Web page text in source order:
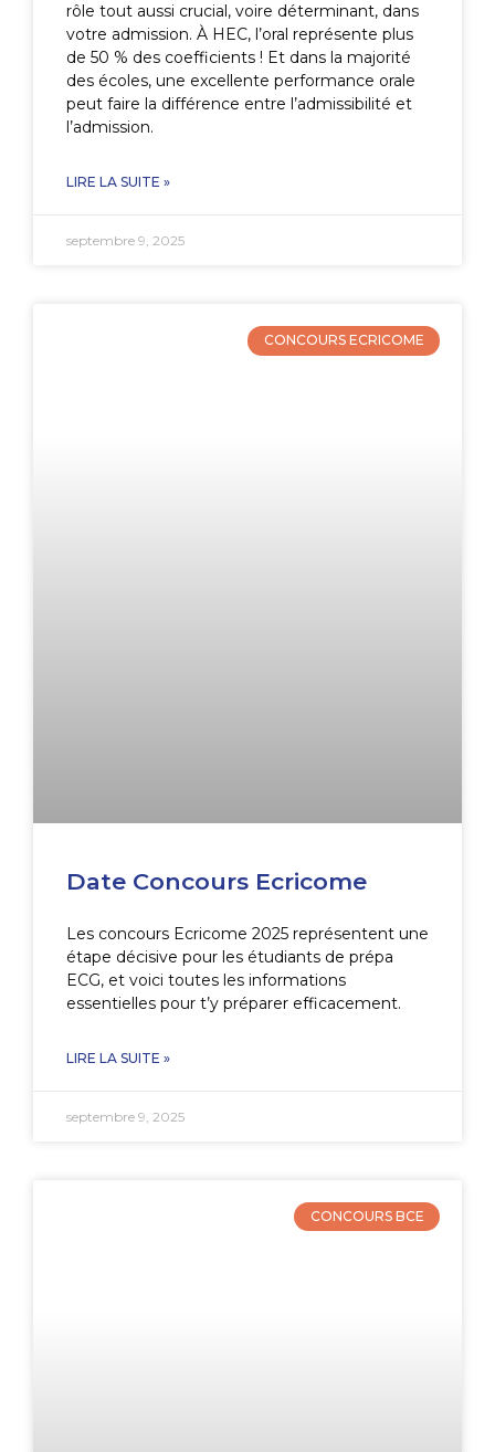
rôle tout aussi crucial, voire déterminant, dans
votre admission. À HEC, l’oral représente plus
de 50 % des coefficients ! Et dans la majorité
des écoles, une excellente performance orale
peut faire la différence entre l’admissibilité et
l’admission.
LIRE LA SUITE »
septembre 9, 2025
CONCOURS ECRICOME
Date Concours Ecricome
Les concours Ecricome 2025 représentent une
étape décisive pour les étudiants de prépa
ECG, et voici toutes les informations
essentielles pour t’y préparer efficacement.
LIRE LA SUITE »
septembre 9, 2025
CONCOURS BCE